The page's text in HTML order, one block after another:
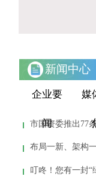
新闻中心
企业要
闻
媒
市国资委推出77
布局一新、架构
叮咚！您有一封